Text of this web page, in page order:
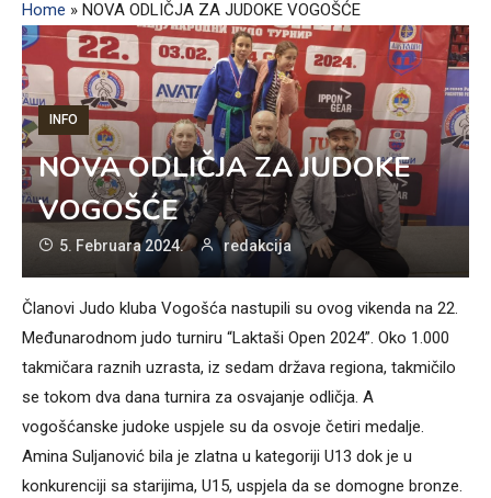
Home » NOVA ODLIČJA ZA JUDOKE VOGOŠĆE
INFO
NOVA ODLIČJA ZA JUDOKE
VOGOŠĆE
5. Februara 2024. redakcija
Članovi Judo kluba Vogošća nastupili su ovog vikenda na 22.
Međunarodnom judo turniru “Laktaši Open 2024”. Oko 1.000
takmičara raznih uzrasta, iz sedam država regiona, takmičilo
se tokom dva dana turnira za osvajanje odličja. A
vogošćanske judoke uspjele su da osvoje četiri medalje.
Amina Suljanović bila je zlatna u kategoriji U13 dok je u
konkurenciji sa starijima, U15, uspjela da se domogne bronze.